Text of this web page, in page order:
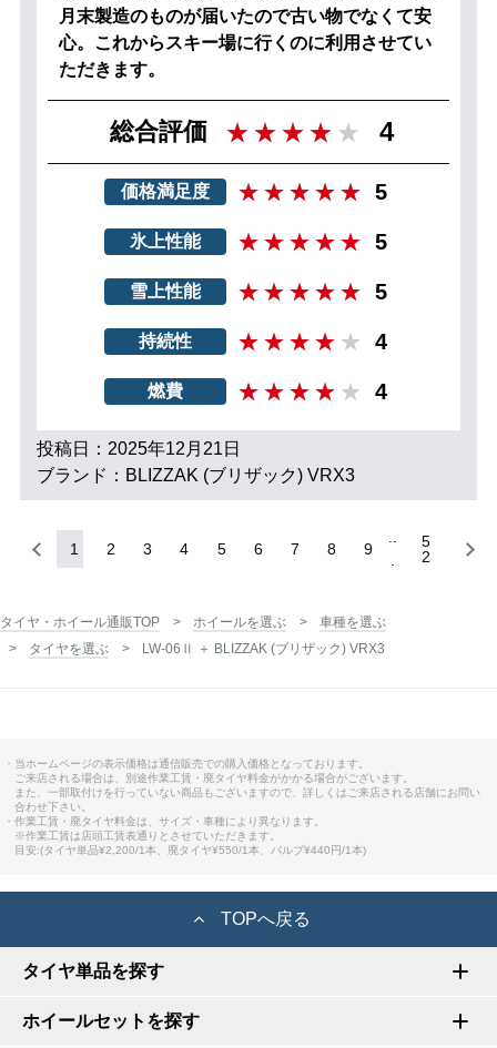
月末製造のものが届いたので古い物でなくて安
心。これからスキー場に行くのに利用させてい
ただきます。
総合評価 4
価格満足度 5
氷上性能 5
雪上性能 5
持続性 4
燃費 4
投稿日：2025年12月21日
ブランド：BLIZZAK (ブリザック) VRX3
1 2 3 4 5 6 7 8 9
5
2
タイヤ・ホイール通販TOP ホイールを選ぶ
車種を選ぶ
タイヤを選ぶ
LW-06Ⅱ ＋ BLIZZAK (ブリザック) VRX3
・当ホームページの表示価格は通信販売での購入価格となっております。
ご来店される場合は、別途作業工賃・廃タイヤ料金がかかる場合がございます。
また、一部取付けを行っていない商品もございますので、詳しくはご来店される店舗にお問い
合わせ下さい。
・作業工賃・廃タイヤ料金は、サイズ・車種により異なります。
※作業工賃は店頭工賃表通りとさせていただきます。
目安:(タイヤ単品¥2,200/1本、廃タイヤ¥550/1本、バルブ¥440円/1本)
TOPへ戻る
タイヤ単品を探す
ホイールセットを探す